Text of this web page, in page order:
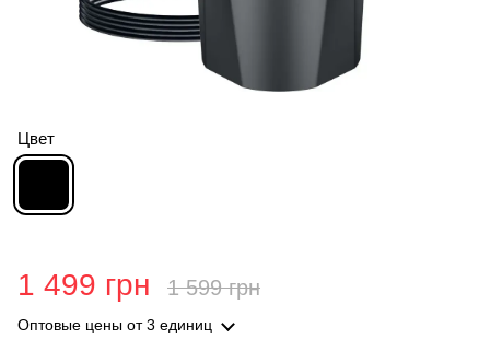
Цвет
1 499 грн 1 599 грн
Оптовые цены от 3 единиц